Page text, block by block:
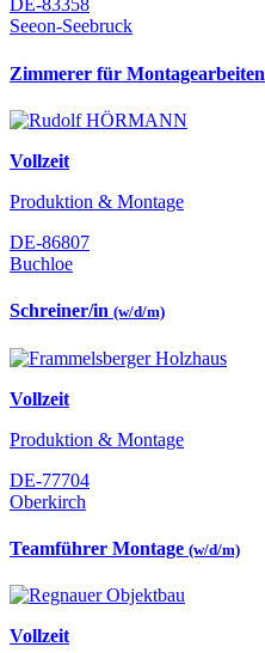
DE-83358
Seeon-Seebruck
Zimmerer für Montagearbeiten
Vollzeit
Produktion & Montage
DE-86807
Buchloe
Schreiner/in (w/d/m)
Vollzeit
Produktion & Montage
DE-77704
Oberkirch
Teamführer Montage (w/d/m)
Vollzeit